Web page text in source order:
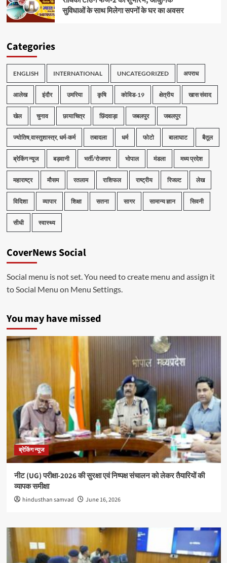
सुविधाओं के साथ मिलेगा सपनों के घर का अवसर
Categories
ENGLISH INTERNATIONAL UNCATEGORIZED अपराध
आलेख इंदौर उमरिया कृषि कोविड-19 क्षेत्रीय खास संवाद
खेल चुनाव छायाचित्र छिंदवाड़ा जबलपुर जबलपुर
ज्योतिष,वास्तुशास्त्र, धर्म-कर्म तबादला धर्म फोटो बालाघाट बैतूल
ब्रेकिंग न्यूज बड़वानी भर्ती/रोजगार भोपाल मंडला मध्य प्रदेश
महाराष्ट्र मौसम रतलाम राशिफल राष्ट्रीय रिजल्ट लेख
विदिशा व्यापार शिक्षा सतना सागर सामान्य ज्ञान सिवनी
सीधी स्वास्थ्य
CoverNews Social
Social menu is not set. You need to create menu and assign it
to Social Menu on Menu Settings.
You may have missed
ब्रेकिंग न्यूज
नीट (UG) परीक्षा-2026 की सुरक्षा एवं निष्पक्ष संचालन को लेकर तैयारियों की
व्यापक समीक्षा
hindusthan samvad June 16, 2026